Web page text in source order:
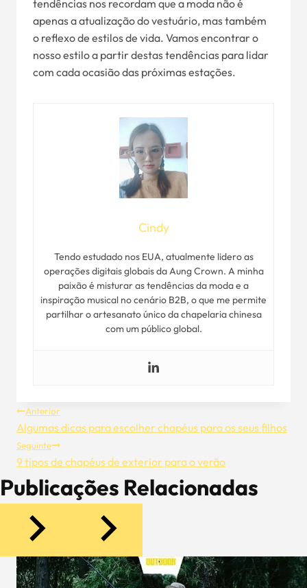
tendências nos recordam que a moda não é
apenas a atualização do vestuário, mas também
o reflexo de estilos de vida. Vamos encontrar o
nosso estilo a partir destas tendências para lidar
com cada ocasião das próximas estações.
Cindy
Tendo estudado nos EUA, atualmente lidero as
operações digitais globais da Aung Crown. A minha
paixão é misturar as tendências da moda e a
inspiração musical no cenário B2B, o que me permite
partilhar o artesanato único da chapelaria chinesa
com um público global.
Navegação
De
Artigos
Anterior
Algumas dicas para escolher chapéus para os seus filhos
Seguinte
9 tipos de chapéus de exterior para o verão
Publicações Relacionadas